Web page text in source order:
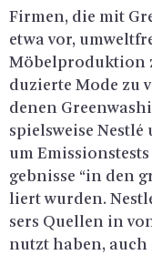
Fir­men, die mit
etwa vor,
Mö­bel­pro­duk­ti­on
du­zier­te Mode zu
denen
spiels­wei­se Nest­lé
um
geb­nis­se “in den
liert wur­den.
sers Quel­len in
nutzt haben,